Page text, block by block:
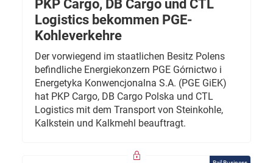
PKP Cargo, DB Cargo und CTL
Logistics bekommen PGE-
Kohleverkehre
Der vorwiegend im staatlichen Besitz Polens
befindliche Energiekonzern PGE Górnictwo i
Energetyka Konwencjonalna S.A. (PGE GiEK)
hat PKP Cargo, DB Cargo Polska und CTL
Logistics mit dem Transport von Steinkohle,
Kalkstein und Kalkmehl beauftragt.